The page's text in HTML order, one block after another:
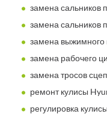
замена сальников
замена сальников
замена
замена рабочего
замена тросов
ремонт кулисы
регулировка